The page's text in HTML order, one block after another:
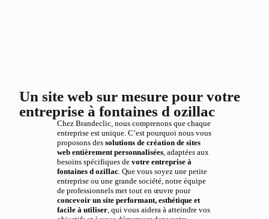
Un site web sur mesure pour votre
entreprise à fontaines d ozillac
Chez Brandeclic, nous comprenons que chaque
entreprise est unique. C’est pourquoi nous vous
proposons des solutions de création de sites
web entièrement personnalisées, adaptées aux
besoins spécifiques de votre entreprise à
fontaines d ozillac. Que vous soyez une petite
entreprise ou une grande société, notre équipe
de professionnels met tout en œuvre pour
concevoir un site performant, esthétique et
facile à utiliser, qui vous aidera à atteindre vos